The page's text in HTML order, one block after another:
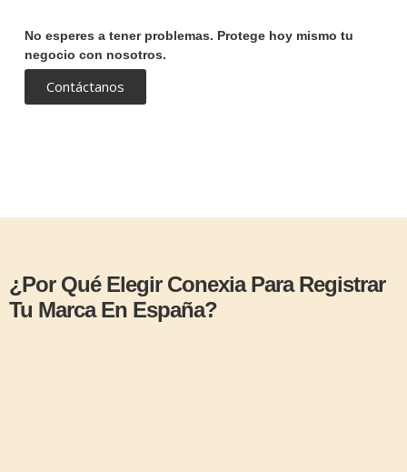
No esperes a tener problemas. Protege hoy mismo tu
negocio con nosotros.
Contáctanos
¿Por Qué Elegir Conexia Para Registrar
Tu Marca En España?